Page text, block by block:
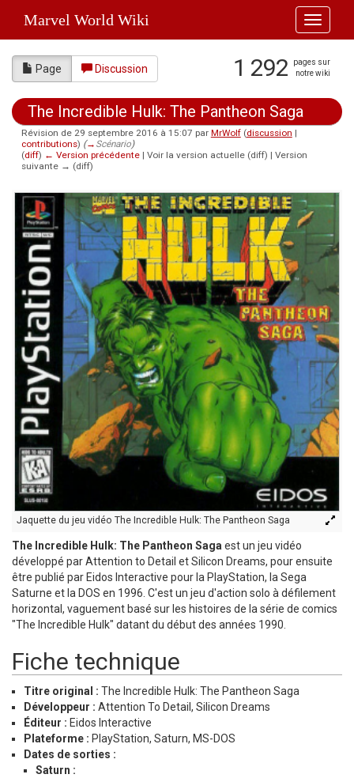
Toggle
Marvel World Wiki
Page Discussion 1 292
pages sur
notre wiki
The Incredible Hulk: The Pantheon Saga
Révision de 29 septembre 2016 à 15:07 par MrWolf (discussion |
contributions) (→ Scénario)
(diff) ← Version précédente| Voir la version actuelle (diff) | Version
suivante → (diff)
Jaquette du jeu vidéo The Incredible Hulk: The Pantheon Saga
The Incredible Hulk: The Pantheon Sagaest un jeu vidéo
développé par Attention to Detail et Silicon Dreams, pour ensuite
être publié par Eidos Interactive pour la PlayStation, la Sega
Saturne et la DOS en 1996. C'est un jeu d'action solo à défilement
horizontal, vaguement basé sur les histoires de la série de comics
"The Incredible Hulk" datant du début des années 1990.
Fiche technique
Titre original : The Incredible Hulk: The Pantheon Saga
Développeur : Attention To Detail, Silicon Dreams
Éditeur : Eidos Interactive
Plateforme : PlayStation, Saturn, MS-DOS
Dates de sorties :
Saturn :